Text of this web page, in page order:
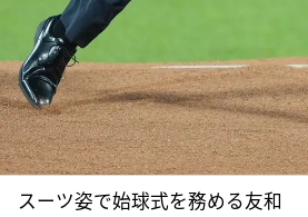
スーツ姿で始球式を務める友和